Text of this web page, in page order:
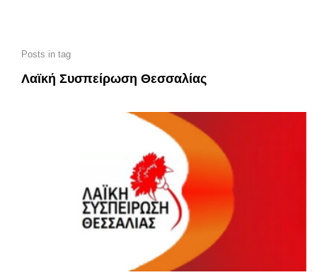
Posts in tag
Λαϊκή Συσπείρωση Θεσσαλίας